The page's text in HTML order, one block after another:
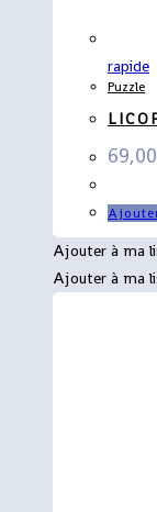
rapide
Puzzle
69,00
Ajouter à ma
Ajouter à ma